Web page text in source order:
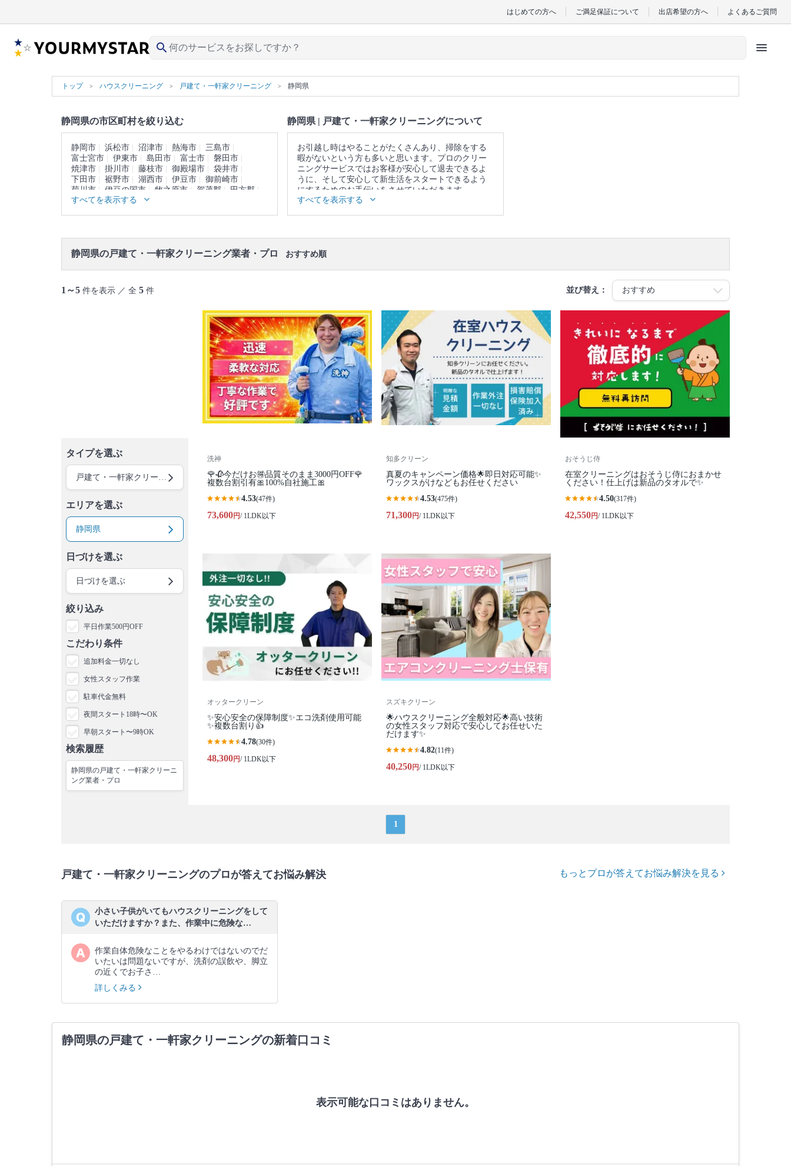
はじめての方へ ご満足保証について 出店希望の方へ よくあるご質問
search menu
トップ ハウスクリーニング 戸建て・一軒家クリーニング 静岡県
静岡県の市区町村を絞り込む
静岡市 浜松市 沼津市 熱海市
三島市
富士宮市
伊東市 島田市 富士市
磐田市
焼津市
掛川市 藤枝市 御殿場市
袋井市
下田市
裾野市 湖西市 伊豆市
御前崎市
菊川市
伊豆の国市 牧之原市 賀茂郡
田方郡
駿東郡
榛原郡 周智郡
すべてを表示する
静岡県 | 戸建て・一軒家クリーニングについて
お引越し時はやることがたくさんあり、掃除をする
暇がないという方も多いと思います。プロのクリー
ニングサービスではお客様が安心して退去できるよ
うに、そして安心して新生活をスタートできるよう
にするためのお手伝いをさせていただきます。
▼表示価格に含まれる戸建て・一軒家クリーニング
の作業範囲
井 / 壁面 / 床 / 廊下 / 階段 / 玄関
口コミもご参照ください。
すべてを表示する
静岡県の戸建て・一軒家クリーニング業者・プロ おすすめ順
1～5 件を表示 ／ 全 5 件 並び替え：
タイプを選ぶ
エリアを選ぶ
静岡県
日づけを選ぶ
日づけを選ぶ
絞り込み
平日作業500円OFF
こだわり条件
追加料金一切なし
女性スタッフ作業
駐車代金無料
夜間スタート18時〜OK
早朝スタート〜9時OK
検索履歴
静岡県の戸建て・一軒家クリーニ
ング業者・プロ
洗神
🌹🥀今だけお🉐品質そのまま3000円OFF🌹
複数台割引有🎀100%自社施工🎀
4.53(47件)
73,600円/ 1LDK以下
知多クリーン
真夏のキャンペーン価格🌟即日対応可能✨
ワックスがけなどもお任せください
4.53(475件)
71,300円/ 1LDK以下
おそうじ侍
在室クリーニングはおそうじ侍におまかせ
ください！仕上げは新品のタオルで✨
4.50(317件)
42,550円/ 1LDK以下
オッタークリーン
✨安心安全の保障制度✨エコ洗剤使用可能
✨複数台割り👍
4.78(30件)
48,300円/ 1LDK以下
スズキクリーン
🌟ハウスクリーニング全般対応🌟高い技術
の女性スタッフ対応で安心してお任せいた
だけます✨
4.82(11件)
40,250円/ 1LDK以下
1
戸建て・一軒家クリーニングのプロが答えてお悩み解決 もっとプロが答えてお悩み解決を見る
小さい子供がいてもハウスクリーニングをして
いただけますか？また、作業中に危険な…
作業自体危険なことをやるわけではないのでだ
いたいは問題ないですが、洗剤の誤飲や、脚立
の近くでお子さ…
詳しくみる
静岡県の戸建て・一軒家クリーニングの新着口コミ
表示可能な口コミはありません。